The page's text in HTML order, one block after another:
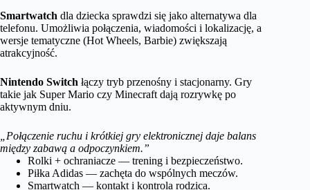
Smartwatch dla dziecka sprawdzi się jako alternatywa dla
telefonu. Umożliwia połączenia, wiadomości i lokalizację, a
wersje tematyczne (Hot Wheels, Barbie) zwiększają
atrakcyjność.
Nintendo Switch łączy tryb przenośny i stacjonarny. Gry
takie jak Super Mario czy Minecraft dają rozrywkę po
aktywnym dniu.
„Połączenie ruchu i krótkiej gry elektronicznej daje balans
między zabawą a odpoczynkiem.”
Rolki + ochraniacze — trening i bezpieczeństwo.
Piłka Adidas — zachęta do wspólnych meczów.
Smartwatch — kontakt i kontrola rodzica.